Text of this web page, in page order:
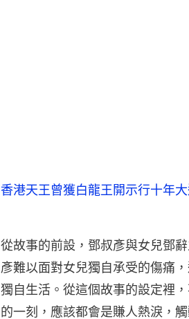
香港天王曾獲白龍王開示行十年
從故事的前設，鄧叔彥與女兒鄧
彥難以面對女兒獨自承受的傷痛
獨自生活。從這個故事的設定裡
的一刻，應該都會是賺人熱淚，